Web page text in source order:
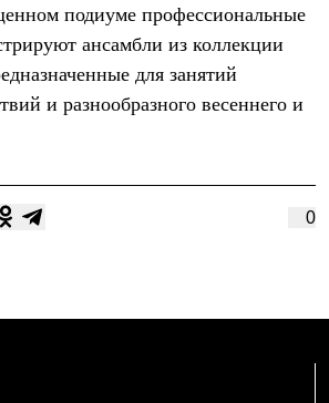
подиуме профессиональные
ансамбли из коллекции
для занятий
и разнообразного весеннего и
0